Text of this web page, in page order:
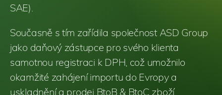
SAE).
Současně s tím zařídila společnost ASD Group
jako daňový zástupce pro svého klienta
samotnou registraci k DPH, což umožnilo
okamžité zahájení importu do Evropy a
uskladnění a prodej BtoB & BtoC zboží